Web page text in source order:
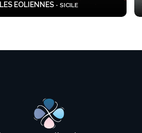
ILES EOLIENNES - SICILE